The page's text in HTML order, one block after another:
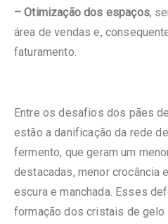
– Otimização dos espaços,
área de vendas e,
faturamento.
Entre os desafios dos pães
estão a danificação da rede
fermento, que geram um
destacadas, menor crocância
escura e manchada. Esses
formação dos cristais de gelo